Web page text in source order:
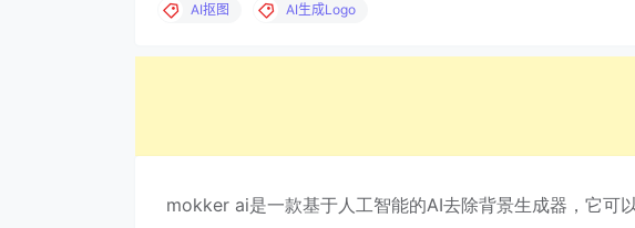
AI抠图 AI生成Logo
mokker ai是一款基于人工智能的AI去除背景生成器，它可